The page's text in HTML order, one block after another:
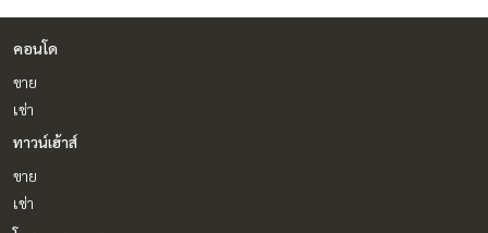
คอนโด
ขาย
เช่า
ทาวน์เฮ้าส์
ขาย
เช่า